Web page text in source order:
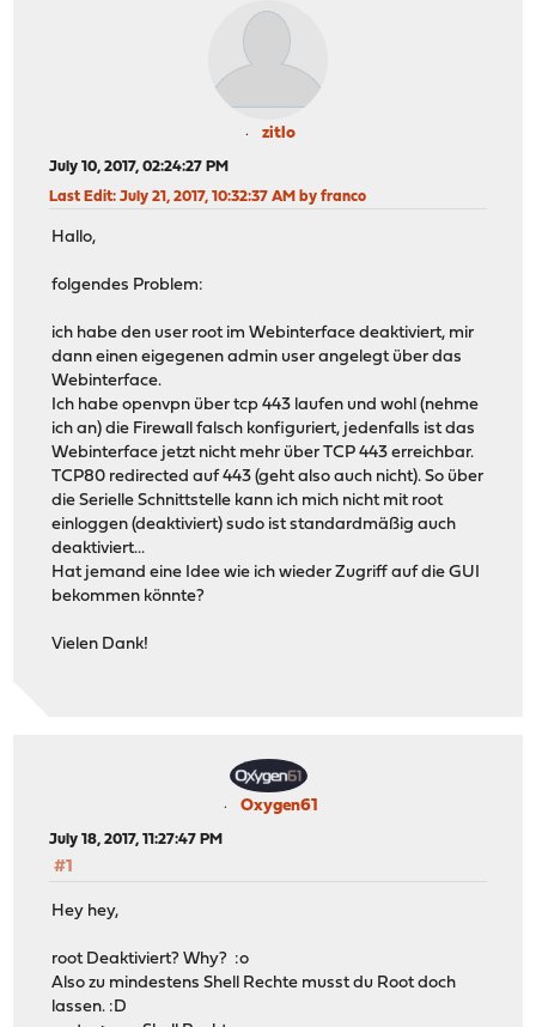
zitlo
July 10, 2017, 02:24:27 PM
Last Edit: July 21, 2017, 10:32:37 AM by franco
Hallo,
folgendes Problem:
ich habe den user root im Webinterface deaktiviert, mir
dann einen eigegenen admin user angelegt über das
Webinterface.
Ich habe openvpn über tcp 443 laufen und wohl (nehme
ich an) die Firewall falsch konfiguriert, jedenfalls ist das
Webinterface jetzt nicht mehr über TCP 443 erreichbar.
TCP80 redirected auf 443 (geht also auch nicht). So über
die Serielle Schnittstelle kann ich mich nicht mit root
einloggen (deaktiviert) sudo ist standardmäßig auch
deaktiviert...
Hat jemand eine Idee wie ich wieder Zugriff auf die GUI
bekommen könnte?
Vielen Dank!
Oxygen61
July 18, 2017, 11:27:47 PM
#1
Hey hey,
root Deaktiviert? Why? :o
Also zu mindestens Shell Rechte musst du Root doch
lassen. :D